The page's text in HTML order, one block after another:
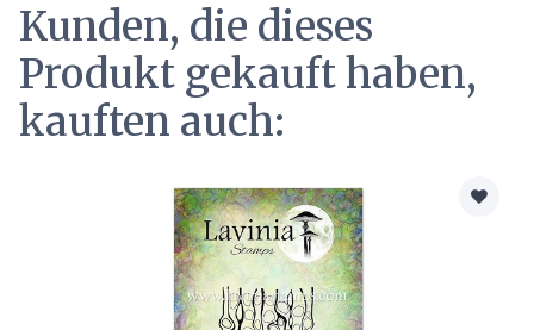
Kunden, die dieses
Produkt gekauft haben,
kauften auch: